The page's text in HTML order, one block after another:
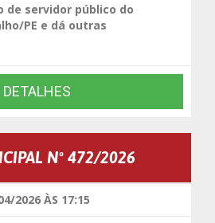
de servidor público do
PE e dá outras
DETALHES
Nº 472/2026
2026 ÀS 17:15